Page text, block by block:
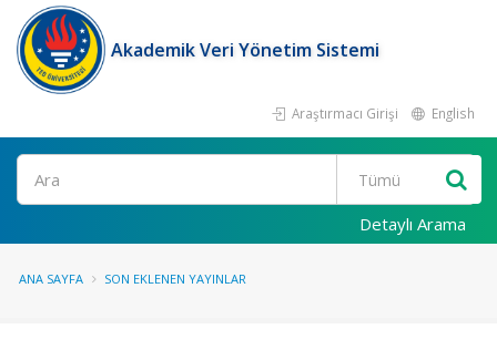
Akademik Veri Yönetim Sistemi
Araştırmacı Girişi English
Ara
Detaylı Arama
ANA SAYFA SON EKLENEN YAYINLAR